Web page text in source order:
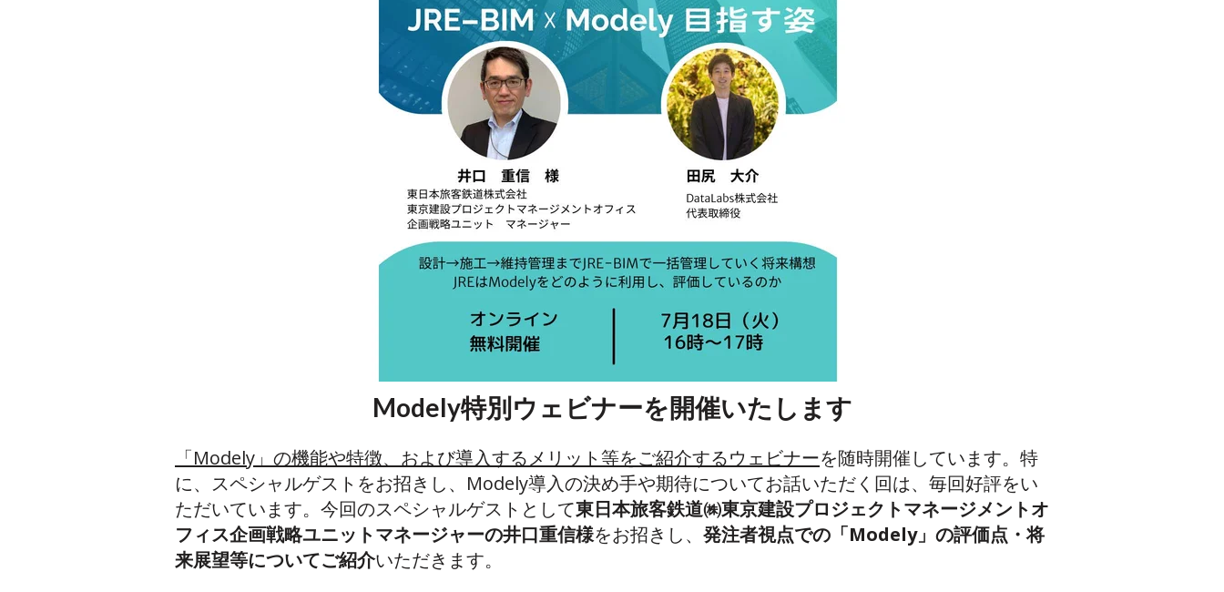
Modely特別ウェビナーを開催いたします
「Modely」の機能や特徴、および導入するメリット等をご紹介するウェビナーを随時開催しています。特
に、スペシャルゲストをお招きし、Modely導入の決め手や期待についてお話いただく回は、毎回好評をい
ただいています。今回のスペシャルゲストとして東日本旅客鉄道㈱東京建設プロジェクトマネージメントオ
フィス企画戦略ユニットマネージャーの井口重信様をお招きし、 発注者視点での「Modely」の評価点・将
来展望等についてご紹介いただきます。